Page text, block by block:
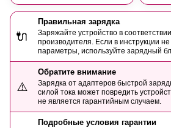
🔌
Правильная зарядка
Заряжайте устройство в
производителя. Если в инструкции не
параметры, используйте зарядный
⚠️
Обратите внимание
Зарядка от адаптеров быстрой
силой тока может повредить
не является гарантийным случаем.
Подробные условия гарантии